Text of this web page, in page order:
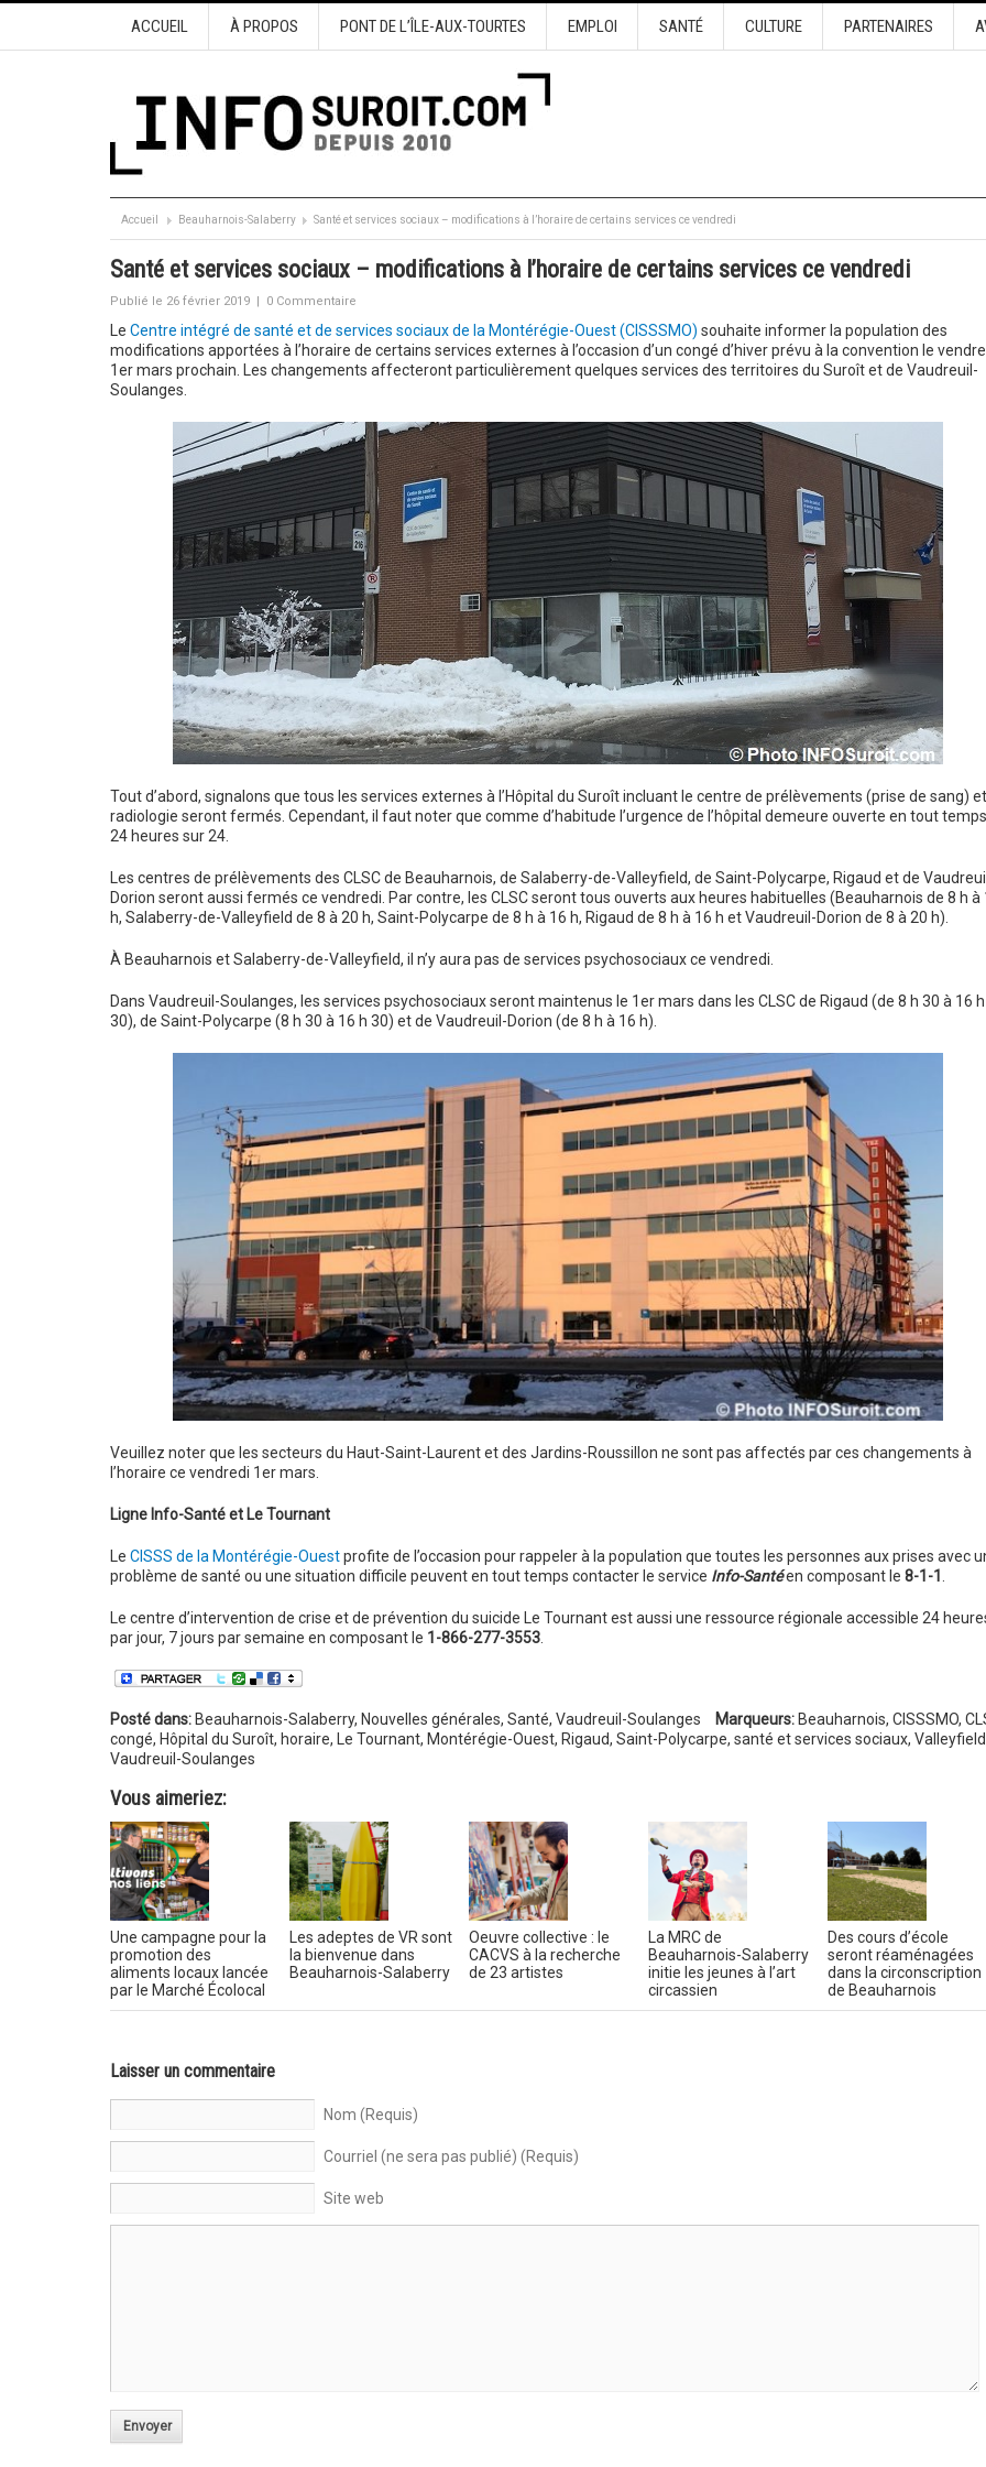
ACCUEIL À PROPOS PONT DE L’ÎLE-AUX-TOURTES EMPLOI SANTÉ CULTURE PARTENAIRES
Accueil Beauharnois-Salaberry Santé et services sociaux – modifications à l’horaire de certains services ce vendredi
Santé et services sociaux – modifications à l’horaire de certains services ce vendredi
Publié le 26 février 2019 | 0 Commentaire
Le Centre intégré de santé et de services sociaux de la Montérégie-Ouest (CISSSMO) souhaite informer la population des
modifications apportées à l’horaire de certains services externes à l’occasion d’un congé d’hiver prévu à la convention le
1er mars prochain. Les changements affecteront particulièrement quelques services des territoires du Suroît et de Vaudreuil-
Soulanges.
Tout d’abord, signalons que tous les services externes à l’Hôpital du Suroît incluant le centre de prélèvements (prise de sang)
radiologie seront fermés. Cependant, il faut noter que comme d’habitude l’urgence de l’hôpital demeure ouverte en tout
24 heures sur 24.
Les centres de prélèvements des CLSC de Beauharnois, de Salaberry-de-Valleyfield, de Saint-Polycarpe, Rigaud et de
Dorion seront aussi fermés ce vendredi. Par contre, les CLSC seront tous ouverts aux heures habituelles (Beauharnois de 8 h à
h, Salaberry-de-Valleyfield de 8 à 20 h, Saint-Polycarpe de 8 h à 16 h, Rigaud de 8 h à 16 h et Vaudreuil-Dorion de 8 à 20 h).
À Beauharnois et Salaberry-de-Valleyfield, il n’y aura pas de services psychosociaux ce vendredi.
Dans Vaudreuil-Soulanges, les services psychosociaux seront maintenus le 1er mars dans les CLSC de Rigaud (de 8 h 30 à 16 h
30), de Saint-Polycarpe (8 h 30 à 16 h 30) et de Vaudreuil-Dorion (de 8 h à 16 h).
Veuillez noter que les secteurs du Haut-Saint-Laurent et des Jardins-Roussillon ne sont pas affectés par ces changements à
l’horaire ce vendredi 1er mars.
Ligne Info-Santé et Le Tournant
Le CISSS de la Montérégie-Ouestprofite de l’occasion pour rappeler à la population que toutes les personnes aux prises avec
problème de santé ou une situation difficile peuvent en tout temps contacter le service Info-Santéen composant le 8-1-1
Le centre d’intervention de crise et de prévention du suicide Le Tournant est aussi une ressource régionale accessible 24
par jour, 7 jours par semaine en composant le 1-866-277-3553.
Posté dans:Beauharnois-Salaberry, Nouvelles générales, Santé, Vaudreuil-Soulanges Marqueurs: Beauharnois, CISSSMO,
congé, Hôpital du Suroît, horaire, Le Tournant, Montérégie-Ouest, Rigaud, Saint-Polycarpe, santé et services sociaux, Valleyfield
Vaudreuil-Soulanges
Vous aimeriez:
Une campagne pour la
promotion des
aliments locaux lancée
par le Marché Écolocal
Les adeptes de VR sont
la bienvenue dans
Beauharnois-Salaberry
Oeuvre collective : le
CACVS à la recherche
de 23 artistes
La MRC de
Beauharnois-Salaberry
initie les jeunes à l’art
circassien
Des cours d’école
seront réaménagées
dans la circonscription
de Beauharnois
Laisser un commentaire
Nom (Requis)
Courriel (ne sera pas publié) (Requis)
Site web
Envoyer